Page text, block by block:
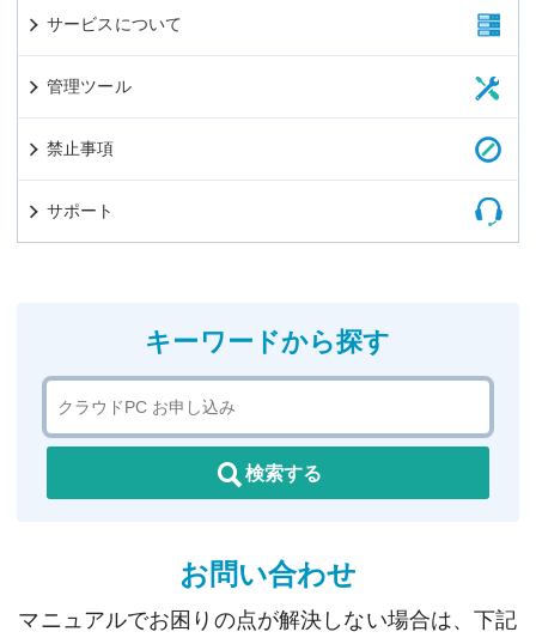
サービスについて
管理ツール
禁止事項
サポート
キーワードから探す
検索する
お問い合わせ
マニュアルでお困りの点が解決しない場合は、下記